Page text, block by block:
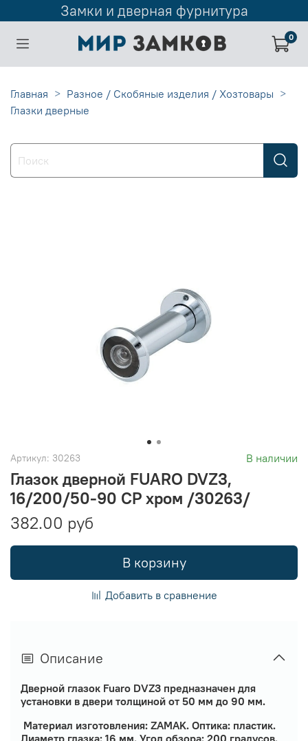
Замки и дверная фурнитура
0
Главная
Разное / Скобяные изделия / Хозтовары
Глазки дверные
Артикул: 30263 В наличии
Глазок дверной FUARO DVZ3,
16/200/50-90 СР хром /30263/
382.00 руб
В корзину
Добавить в сравнение
Описание
Дверной глазок Fuaro DVZ3 предназначен для
установки в двери толщиной от 50 мм до 90 мм.
Материал изготовления: ZAMAK. Оптика: пластик.
Диаметр глазка: 16 мм. Угол обзора: 200 градусов.